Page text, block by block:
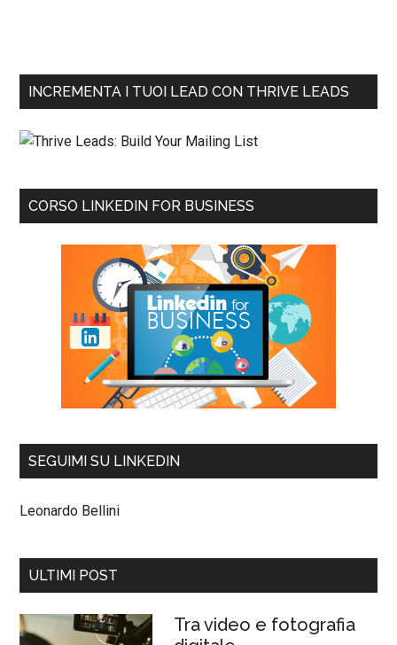
INCREMENTA I TUOI LEAD CON THRIVE LEADS
CORSO LINKEDIN FOR BUSINESS
SEGUIMI SU LINKEDIN
Leonardo Bellini
ULTIMI POST
Tra video e fotografia